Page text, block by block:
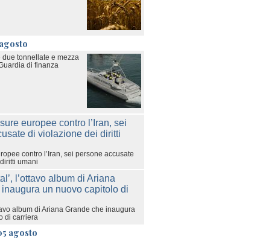
due tonnellate e mezza
di finanza
contro l’Iran, sei persone accusate
umani
album di Ariana Grande che inaugura
di carriera
agosto